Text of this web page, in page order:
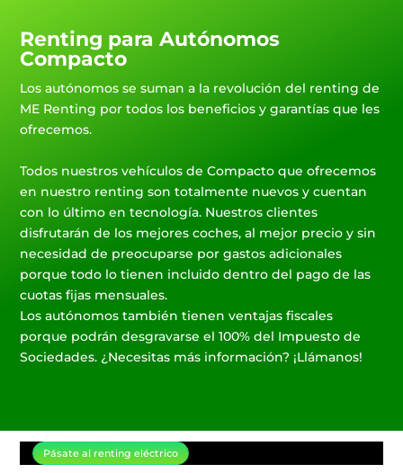
Renting para Autónomos
Compacto
Los autónomos se suman a la revolución del renting de
ME Renting por todos los beneficios y garantías que les
ofrecemos.
Todos nuestros vehículos de Compacto que ofrecemos
en nuestro renting son totalmente nuevos y cuentan
con lo último en tecnología. Nuestros clientes
disfrutarán de los mejores coches, al mejor precio y sin
necesidad de preocuparse por gastos adicionales
porque todo lo tienen incluido dentro del pago de las
cuotas fijas mensuales.
Los autónomos también tienen ventajas fiscales
porque podrán desgravarse el 100% del Impuesto de
Sociedades. ¿Necesitas más información? ¡Llámanos!
Pásate al renting eléctrico